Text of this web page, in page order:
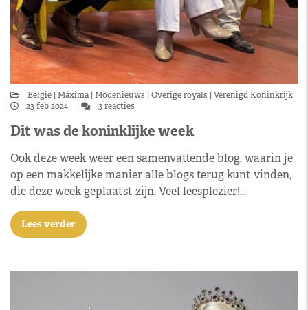
België Máxima Modenieuws Overige royals
Verenigd Koninkrijk
23 feb 2024
3 reacties
Dit was de koninklijke week
Ook deze week weer een samenvattende blog, waarin je
op een makkelijke manier alle blogs terug kunt vinden,
die deze week geplaatst zijn. Veel leesplezier!…
Lees verder